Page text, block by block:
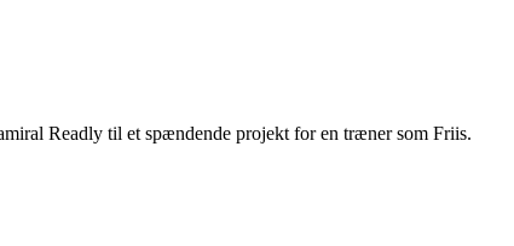
Readly til et spændende projekt for en træner som Friis.